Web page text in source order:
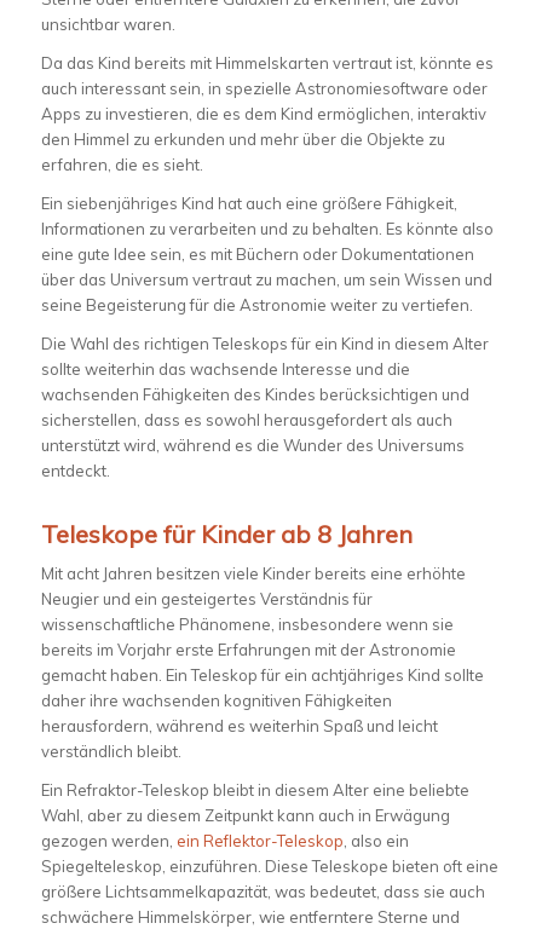
unsichtbar waren.
Da das Kind bereits mit Himmelskarten vertraut ist, könnte es
auch interessant sein, in spezielle Astronomiesoftware oder
Apps zu investieren, die es dem Kind ermöglichen, interaktiv
den Himmel zu erkunden und mehr über die Objekte zu
erfahren, die es sieht.
Ein siebenjähriges Kind hat auch eine größere Fähigkeit,
Informationen zu verarbeiten und zu behalten. Es könnte also
eine gute Idee sein, es mit Büchern oder Dokumentationen
über das Universum vertraut zu machen, um sein Wissen und
seine Begeisterung für die Astronomie weiter zu vertiefen.
Die Wahl des richtigen Teleskops für ein Kind in diesem Alter
sollte weiterhin das wachsende Interesse und die
wachsenden Fähigkeiten des Kindes berücksichtigen und
sicherstellen, dass es sowohl herausgefordert als auch
unterstützt wird, während es die Wunder des Universums
entdeckt.
Teleskope für Kinder ab 8 Jahren
Mit acht Jahren besitzen viele Kinder bereits eine erhöhte
Neugier und ein gesteigertes Verständnis für
wissenschaftliche Phänomene, insbesondere wenn sie
bereits im Vorjahr erste Erfahrungen mit der Astronomie
gemacht haben. Ein Teleskop für ein achtjähriges Kind sollte
daher ihre wachsenden kognitiven Fähigkeiten
herausfordern, während es weiterhin Spaß und leicht
verständlich bleibt.
Ein Refraktor-Teleskop bleibt in diesem Alter eine beliebte
Wahl, aber zu diesem Zeitpunkt kann auch in Erwägung
gezogen werden, ein Reflektor-Teleskop , also ein
Spiegelteleskop, einzuführen. Diese Teleskope bieten oft eine
größere Lichtsammelkapazität, was bedeutet, dass sie auch
schwächere Himmelskörper, wie entferntere Sterne und